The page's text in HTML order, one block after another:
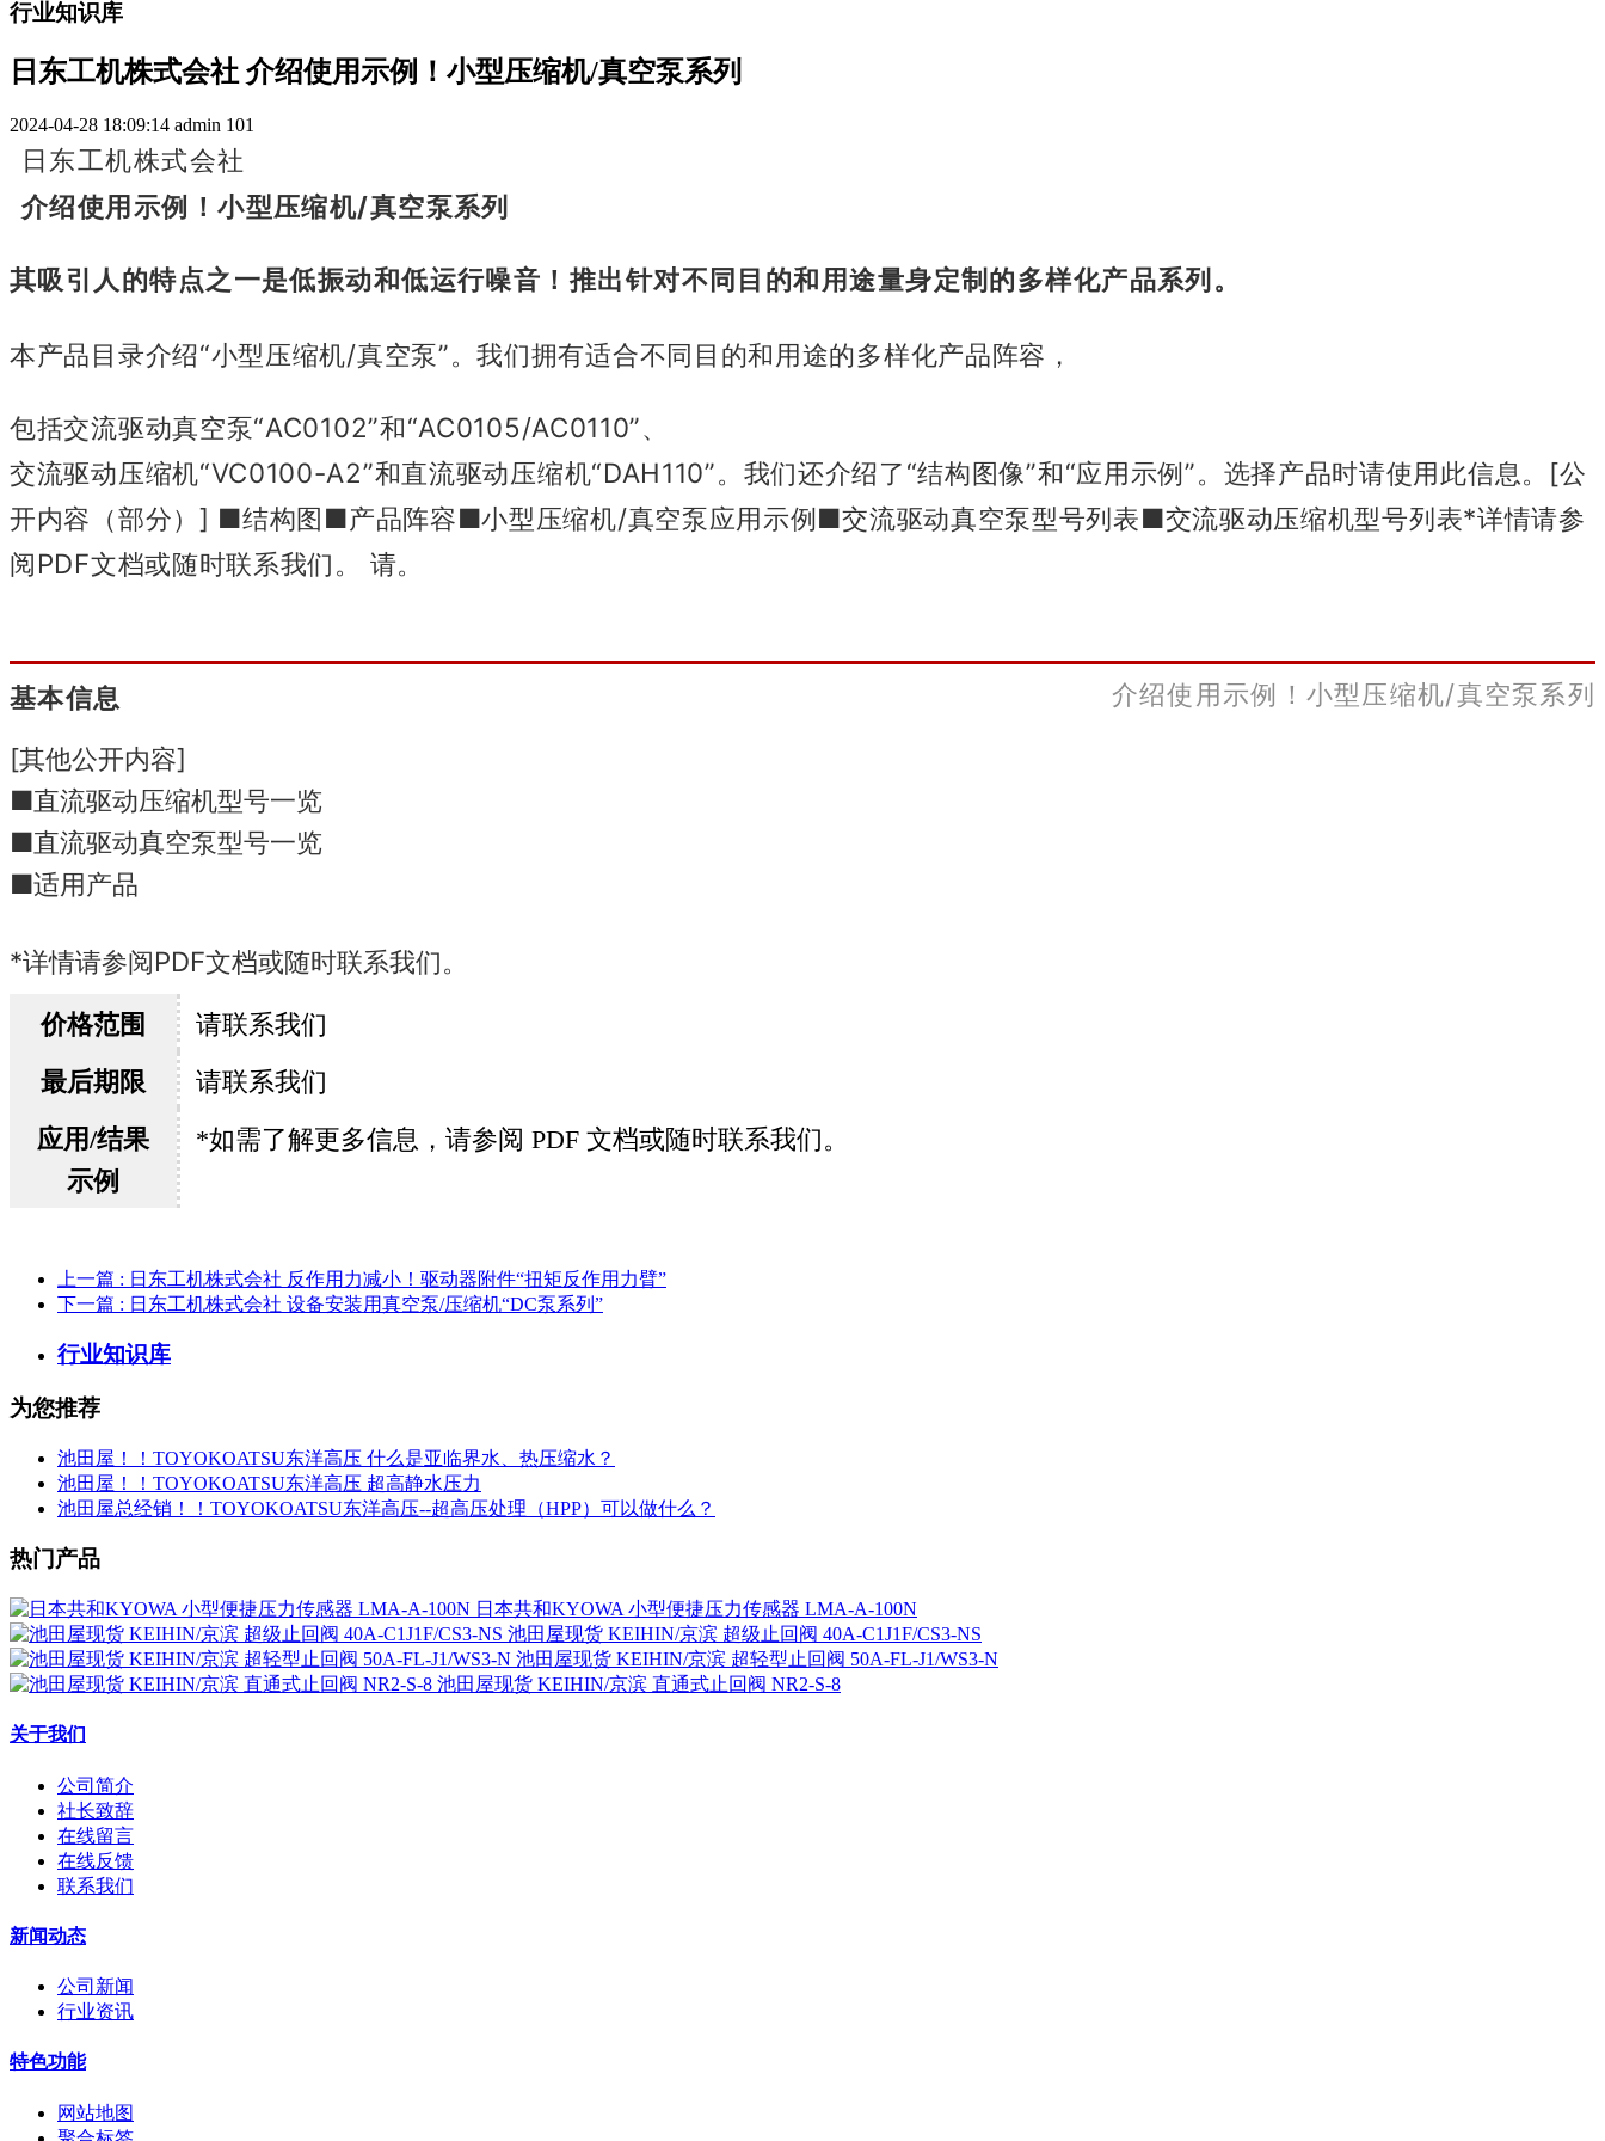
行业知识库
日东工机株式会社 介绍使用示例！小型压缩机/真空泵系列
2024-04-28 18:09:14 admin 101
日东工机株式会社
介绍使用示例！小型压缩机/真空泵系列
其吸引人的特点之一是低振动和低运行噪音！ 推出针对不同目的和用途量身定制的多样化产品系列。
本产品目录介绍“小型压缩机/真空泵”。我们拥有适合不同目的和用途的多样化产品阵容，
包括交流驱动真空泵“AC0102”和“AC0105/AC0110”、
交流驱动压缩机“VC0100-A2”和直流驱动压缩机“DAH110”。 我们还介绍了“结构图像”和“应用示例”。 选择产品时请使用此信息。 [公
开内容（部分）] ■结构图■产品阵容■小型压缩机/真空泵应用示例■交流驱动真空泵型号列表■交流驱动压缩机型号列表*详情请参
阅PDF文档或随时联系我们。 请。
基本信息 介绍使用示例！ 小型压缩机/真空泵系列
[其他公开内容]
■直流驱动压缩机型号一览
■直流驱动真空泵型号一览
■适用产品
*详情请参阅PDF文档或随时联系我们。
价格范围
请联系我们
最后期限
请联系我们
应用/结果
示例
*如需了解更多信息，请参阅 PDF 文档或随时联系我们。
上一篇 : 日东工机株式会社 反作用力减小！驱动器附件“扭矩反作用力臂”
下一篇 : 日东工机株式会社 设备安装用真空泵/压缩机“DC泵系列”
行业知识库
为您推荐
池田屋！！TOYOKOATSU东洋高压 什么是亚临界水、热压缩水？
池田屋！！TOYOKOATSU东洋高压 超高静水压力
池田屋总经销！！TOYOKOATSU东洋高压--超高压处理（HPP）可以做什么？
热门产品
日本共和KYOWA 小型便捷压力传感器 LMA-A-100N
池田屋现货 KEIHIN/京滨 超级止回阀 40A-C1J1F/CS3-NS
池田屋现货 KEIHIN/京滨 超轻型止回阀 50A-FL-J1/WS3-N
池田屋现货 KEIHIN/京滨 直通式止回阀 NR2-S-8
关于我们
公司简介
社长致辞
在线留言
在线反馈
联系我们
新闻动态
公司新闻
行业资讯
特色功能
网站地图